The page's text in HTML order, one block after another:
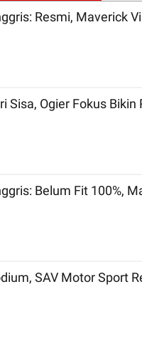
Resmi, Maverick
Sisa, Ogier Fokus Bikin
Belum Fit 100%,
SAV Motor Sport